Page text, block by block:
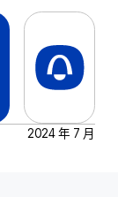
2024 年 7 月